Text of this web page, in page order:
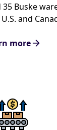
35 Buske
and
more